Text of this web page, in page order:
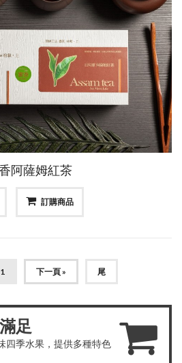
阿薩姆紅茶
訂購商品
1 下一頁 » 尾
足
四季水果，提供多種特色